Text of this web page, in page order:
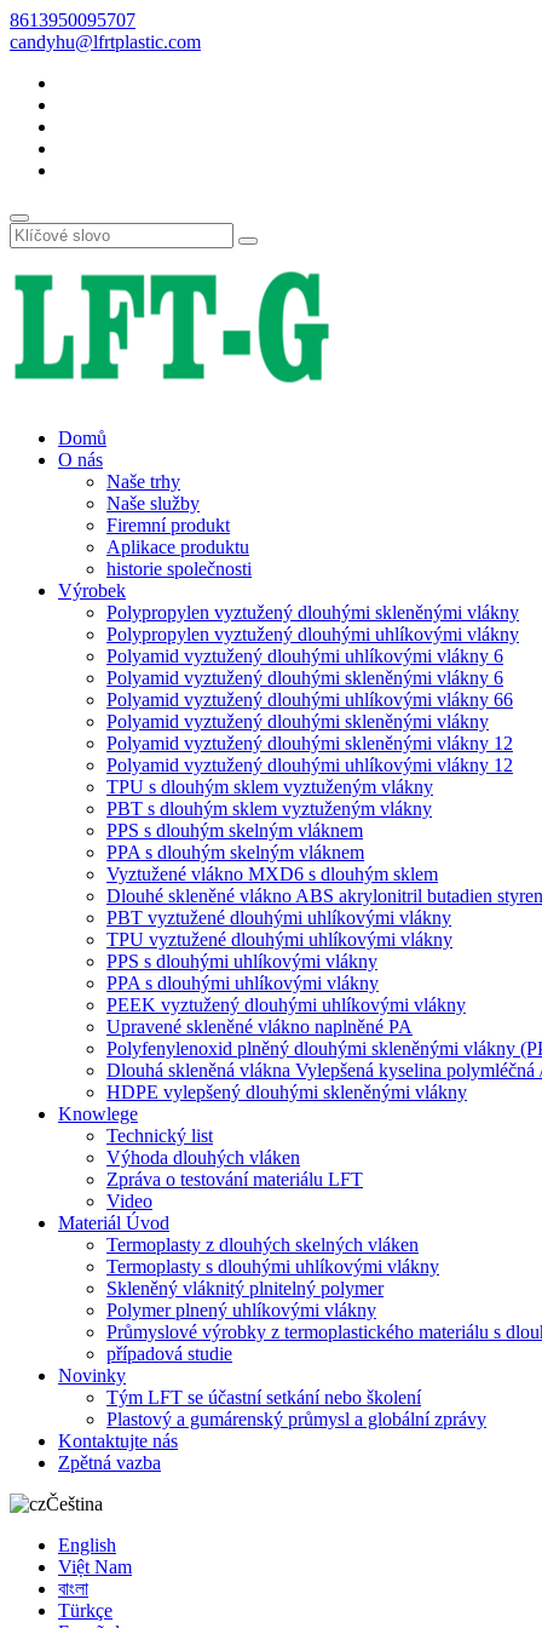
8613950095707
candyhu@lfrtplastic.com
Domů
O nás
Naše trhy
Naše služby
Firemní produkt
Aplikace produktu
historie společnosti
Výrobek
Polypropylen vyztužený dlouhými skleněnými vlákny
Polypropylen vyztužený dlouhými uhlíkovými vlákny
Polyamid vyztužený dlouhými uhlíkovými vlákny 6
Polyamid vyztužený dlouhými skleněnými vlákny 6
Polyamid vyztužený dlouhými uhlíkovými vlákny 66
Polyamid vyztužený dlouhými skleněnými vlákny
Polyamid vyztužený dlouhými skleněnými vlákny 12
Polyamid vyztužený dlouhými uhlíkovými vlákny 12
TPU s dlouhým sklem vyztuženým vlákny
PBT s dlouhým sklem vyztuženým vlákny
PPS s dlouhým skelným vláknem
PPA s dlouhým skelným vláknem
Vyztužené vlákno MXD6 s dlouhým sklem
Dlouhé skleněné vlákno ABS akrylonitril butadien styren
PBT vyztužené dlouhými uhlíkovými vlákny
TPU vyztužené dlouhými uhlíkovými vlákny
PPS s dlouhými uhlíkovými vlákny
PPA s dlouhými uhlíkovými vlákny
PEEK vyztužený dlouhými uhlíkovými vlákny
Upravené skleněné vlákno naplněné PA
Polyfenylenoxid plněný dlouhými skleněnými vlákny
Dlouhá skleněná vlákna Vylepšená kyselina polymléčná
HDPE vylepšený dlouhými skleněnými vlákny
Knowlege
Technický list
Výhoda dlouhých vláken
Zpráva o testování materiálu LFT
Video
Materiál Úvod
Termoplasty z dlouhých skelných vláken
Termoplasty s dlouhými uhlíkovými vlákny
Skleněný vláknitý plnitelný polymer
Polymer plnený uhlíkovými vlákny
Průmyslové výrobky z termoplastického materiálu s
případová studie
Novinky
Tým LFT se účastní setkání nebo školení
Plastový a gumárenský průmysl a globální zprávy
Kontaktujte nás
Zpětná vazba
Čeština
English
Việt Nam
বাংলা
Türkçe